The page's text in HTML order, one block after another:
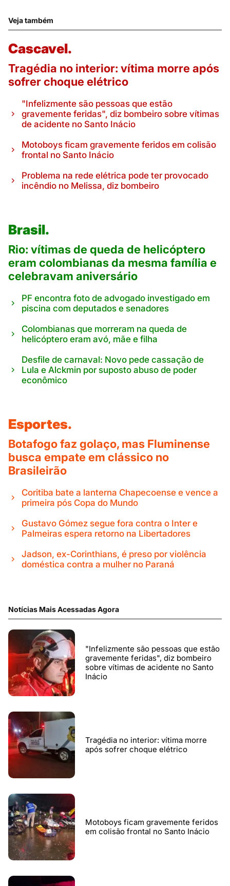
Veja também
Cascavel.
Tragédia no interior: vítima morre após
sofrer choque elétrico
"Infelizmente são pessoas que estão
gravemente feridas", diz bombeiro sobre vítimas
de acidente no Santo Inácio
Motoboys ficam gravemente feridos em colisão
frontal no Santo Inácio
Problema na rede elétrica pode ter provocado
incêndio no Melissa, diz bombeiro
Brasil.
Rio: vítimas de queda de helicóptero
eram colombianas da mesma família e
celebravam aniversário
PF encontra foto de advogado investigado em
piscina com deputados e senadores
Colombianas que morreram na queda de
helicóptero eram avó, mãe e filha
Desfile de carnaval: Novo pede cassação de
Lula e Alckmin por suposto abuso de poder
econômico
Esportes.
Botafogo faz golaço, mas Fluminense
busca empate em clássico no
Brasileirão
Coritiba bate a lanterna Chapecoense e vence a
primeira pós Copa do Mundo
Gustavo Gómez segue fora contra o Inter e
Palmeiras espera retorno na Libertadores
Jadson, ex-Corinthians, é preso por violência
doméstica contra a mulher no Paraná
Notícias Mais Acessadas Agora
"Infelizmente são pessoas que estão
gravemente feridas", diz bombeiro
sobre vítimas de acidente no Santo
Inácio
Tragédia no interior: vítima morre
após sofrer choque elétrico
Motoboys ficam gravemente feridos
em colisão frontal no Santo Inácio